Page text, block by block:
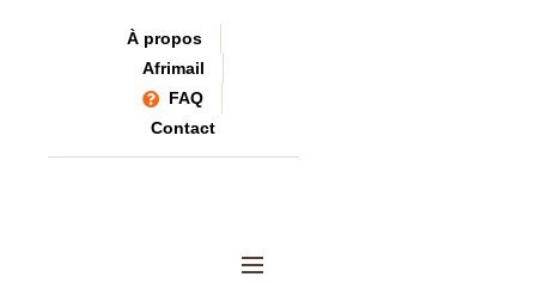
À propos
Afrimail
FAQ
Contact